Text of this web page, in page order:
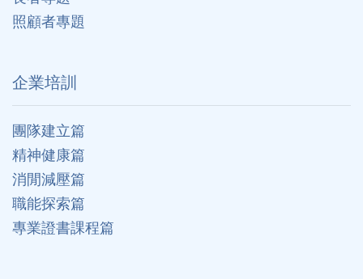
照顧者專題
企業培訓
團隊建立篇
精神健康篇
消閒減壓篇
職能探索篇
專業證書課程篇